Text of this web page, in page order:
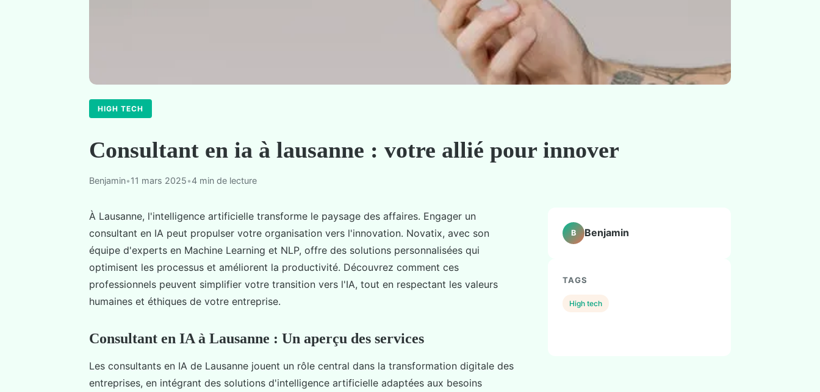
HIGH TECH
Consultant en ia à lausanne : votre allié pour innover
Benjamin•11 mars 2025•4 min de lecture
À Lausanne, l'intelligence artificielle transforme le paysage des affaires. Engager un
consultant en IA peut propulser votre organisation vers l'innovation. Novatix, avec son
équipe d'experts en Machine Learning et NLP, offre des solutions personnalisées qui
optimisent les processus et améliorent la productivité. Découvrez comment ces
professionnels peuvent simplifier votre transition vers l'IA, tout en respectant les valeurs
humaines et éthiques de votre entreprise.
Consultant en IA à Lausanne : Un aperçu des services
Les consultants en IA de Lausanne jouent un rôle central dans la transformation digitale des
entreprises, en intégrant des solutions d'intelligence artificielle adaptées aux besoins
B Benjamin
TAGS
High tech